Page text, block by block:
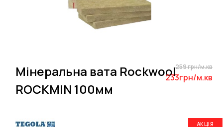
Мінеральна вата Rockwool
ROCKMIN 100мм
259 грн/м.кв
233грн/м.кв
АКЦІЯ